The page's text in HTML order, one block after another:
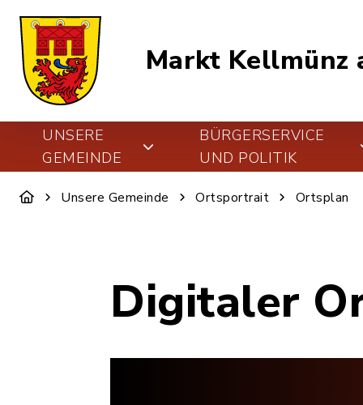
Markt Kellmünz
UNSERE
GEMEINDE
BÜRGERSERVICE
UND POLITIK
Unsere Gemeinde Ortsportrait Ortsplan
Digitaler